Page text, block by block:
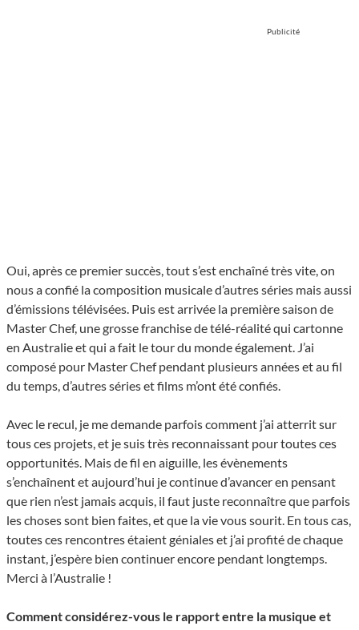
Publicité
Oui, après ce premier succès, tout s’est enchaîné très vite, on
nous a confié la composition musicale d’autres séries mais aussi
d’émissions télévisées. Puis est arrivée la première saison de
Master Chef, une grosse franchise de télé-réalité qui cartonne
en Australie et qui a fait le tour du monde également. J’ai
composé pour Master Chef pendant plusieurs années et au fil
du temps, d’autres séries et films m’ont été confiés.
Avec le recul, je me demande parfois comment j’ai atterrit sur
tous ces projets, et je suis très reconnaissant pour toutes ces
opportunités. Mais de fil en aiguille, les évènements
s’enchaînent et aujourd’hui je continue d’avancer en pensant
que rien n’est jamais acquis, il faut juste reconnaître que parfois
les choses sont bien faites, et que la vie vous sourit. En tous cas,
toutes ces rencontres étaient géniales et j’ai profité de chaque
instant, j’espère bien continuer encore pendant longtemps.
Merci à l’Australie !
Comment considérez-vous le rapport entre la musique et